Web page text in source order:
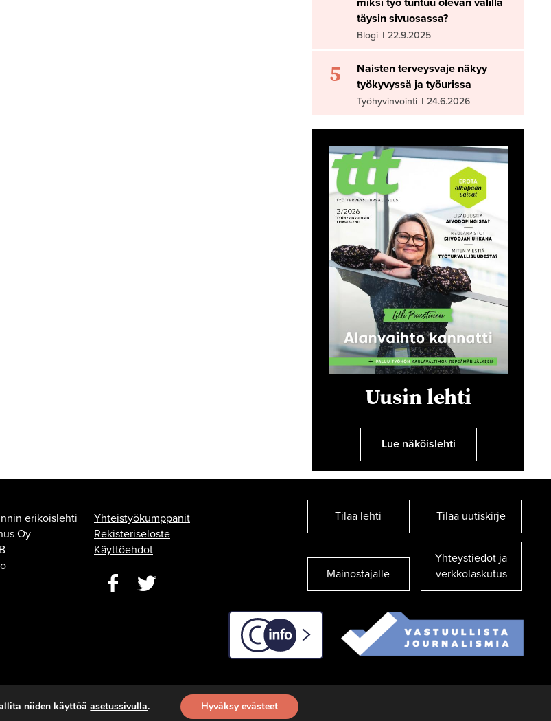
täysin sivuosassa?
Blogi | 22.9.2025
5
Naisten terveysvaje näkyy
työkyvyssä ja työurissa
Työhyvinvointi | 24.6.2026
Uusin lehti
Lue näköislehti
erikoislehti
Oy
Yhteistyökumppanit
Rekisteriseloste
Käyttöehdot
Tilaa lehti Tilaa uutiskirje
Mainostajalle
Yhteystiedot ja
verkkolaskutus
C-info
niiden käyttöäasetussivulla. Hyväksy evästeet